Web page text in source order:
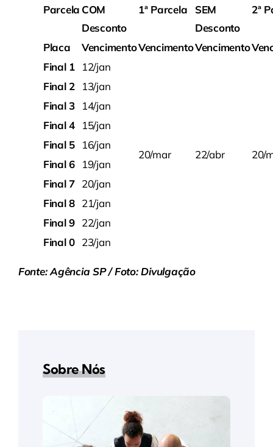
Parcela COM
Desconto
1ª Parcela
SEM
Desconto
2ª
Placa VencimentoVencimentoVencimento
Final 1
12/jan
20/mar 22/abr 20/
Final 2
13/jan
Final 3
14/jan
Final 4
15/jan
Final 5
16/jan
Final 6
19/jan
Final 7 20/jan
Final 8 21/jan
Final 9 22/jan
Final 0 23/jan
Fonte: Agência SP / Foto: Divulgação
Sobre Nós